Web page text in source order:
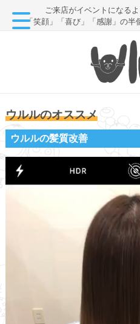
ご来店がイベントになる
「笑顔」「喜び」「感謝」の
ウルルのオススメ
ウルルの髪質改善
プ